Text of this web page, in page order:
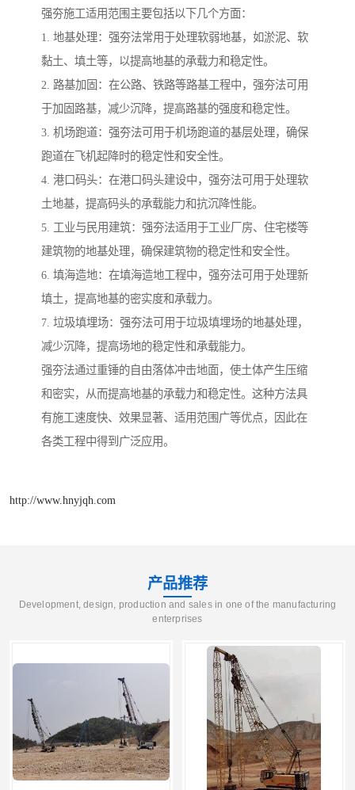
强夯施工适用范围主要包括以下几个方面：
1. 地基处理：强夯法常用于处理软弱地基，如淤泥、软
黏土、填土等，以提高地基的承载力和稳定性。
2. 路基加固：在公路、铁路等路基工程中，强夯法可用
于加固路基，减少沉降，提高路基的强度和稳定性。
3. 机场跑道：强夯法可用于机场跑道的基层处理，确保
跑道在飞机起降时的稳定性和安全性。
4. 港口码头：在港口码头建设中，强夯法可用于处理软
土地基，提高码头的承载能力和抗沉降性能。
5. 工业与民用建筑：强夯法适用于工业厂房、住宅楼等
建筑物的地基处理，确保建筑物的稳定性和安全性。
6. 填海造地：在填海造地工程中，强夯法可用于处理新
填土，提高地基的密实度和承载力。
7. 垃圾填埋场：强夯法可用于垃圾填埋场的地基处理，
减少沉降，提高场地的稳定性和承载能力。
强夯法通过重锤的自由落体冲击地面，使土体产生压缩
和密实，从而提高地基的承载力和稳定性。这种方法具
有施工速度快、效果显著、适用范围广等优点，因此在
各类工程中得到广泛应用。
http://www.hnyjqh.com
产品推荐
Development, design, production and sales in one of the manufacturing
enterprises